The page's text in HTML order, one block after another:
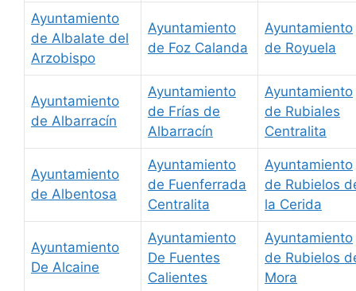
Ayuntamiento
de Albalate del
Arzobispo
Ayuntamiento
de Foz Calanda
Ayuntamiento
de Royuela
Ayuntamiento
de Albarracín
Ayuntamiento
de Frías de
Albarracín
Ayuntamiento
de Rubiales
Centralita
Ayuntamiento
de Albentosa
Ayuntamiento
de Fuenferrada
Centralita
Ayuntamiento
de Rubielos
la Cerida
Ayuntamiento
De Alcaine
Ayuntamiento
De Fuentes
Calientes
Ayuntamiento
de Rubielos
Mora